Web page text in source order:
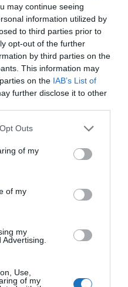
may continue seeing
information utilized by
to third parties prior to
opt-out of the further
by third parties on the
This information may
on the IAB’s List of
further disclose it to other
uses one or more Google
You may click to
and its third-party tags to
purposes in below Google
Outs
of my
of my
my
Use,
of my
összege a
is
Ez
EUR összeget jelent.
vállalhat ennél az
poggyászkár miatt,
ellentmond az
de megmagyarázom:
hogy mi az a
ameddig a
köteles
arra, hogy ha
vagy versenyelőnyt
A megelőző
1200 euró” pedig
káresetek is, mondjuk